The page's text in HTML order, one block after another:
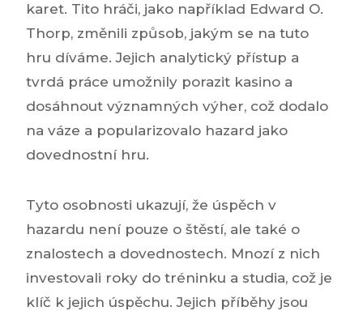
karet. Tito hráči, jako například Edward O.
Thorp, změnili způsob, jakým se na tuto
hru díváme. Jejich analytický přístup a
tvrdá práce umožnily porazit kasino a
dosáhnout významných výher, což dodalo
na váze a popularizovalo hazard jako
dovednostní hru.
Tyto osobnosti ukazují, že úspěch v
hazardu není pouze o štěstí, ale také o
znalostech a dovednostech. Mnozí z nich
investovali roky do tréninku a studia, což je
klíč k jejich úspěchu. Jejich příběhy jsou